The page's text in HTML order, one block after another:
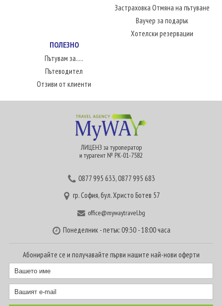
Застраховка Отмяна на пътуване
Ваучер за подарък
Хотелски резервации
ПОЛЕЗНО
Пътувам за.....
Пътеводител
Отзиви от клиенти
ЛИЦЕНЗ за туроператор
и турагент № РК-01-7582
0877 995 633,0877 995 683
гр. София, бул. Христо Ботев 57
office@mywaytravel.bg
Понеделник - петък: 09:30 - 18:00 часа
Абонирайте се и получавайте първи нашите най-нови оферти